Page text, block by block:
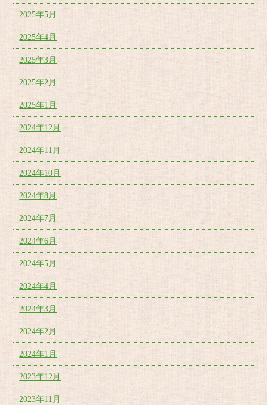
2025年5月
2025年4月
2025年3月
2025年2月
2025年1月
2024年12月
2024年11月
2024年10月
2024年8月
2024年7月
2024年6月
2024年5月
2024年4月
2024年3月
2024年2月
2024年1月
2023年12月
2023年11月